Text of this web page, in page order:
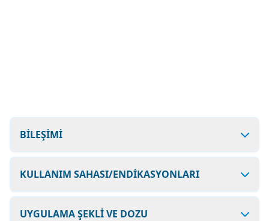
BİLEŞİMİ
KULLANIM SAHASI/ENDİKASYONLARI
UYGULAMA ŞEKLİ VE DOZU